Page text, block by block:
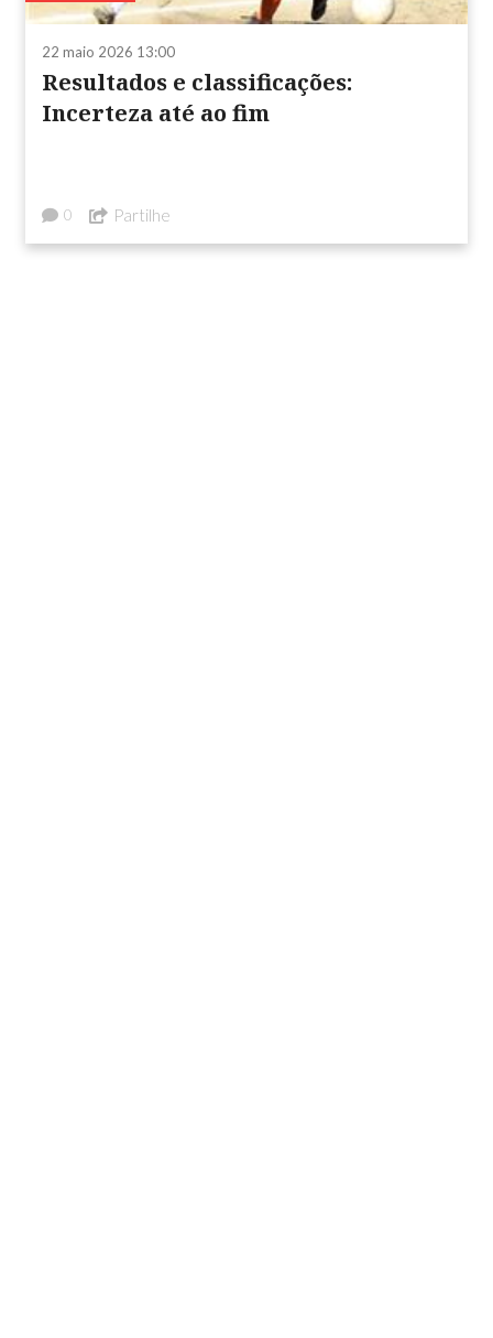
22 maio 2026 13:00
Resultados e classificações:
Incerteza até ao fim
0 Partilhe